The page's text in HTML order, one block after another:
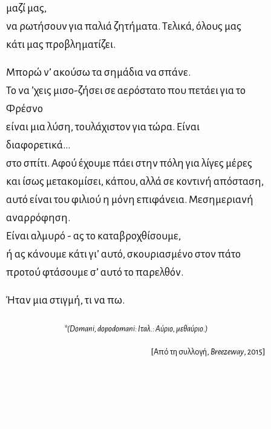
μαζί μας,
να ρωτήσουν για παλιά ζητήματα. Τελικά, όλους μας
κάτι μας προβληματίζει.
Μπορώ ν’ ακούσω τα σημάδια να σπάνε.
Το να ’χεις μισο-ζήσει σε αερόστατο που πετάει για το
Φρέσνο
είναι μια λύση, τουλάχιστον για τώρα. Είναι
διαφορετικά...
στο σπίτι. Αφού έχουμε πάει στην πόλη για λίγες μέρες
και ίσως μετακομίσει, κάπου, αλλά σε κοντινή απόσταση,
αυτό είναι του φιλιού η μόνη επιφάνεια. Μεσημεριανή
αναρρόφηση.
Είναι αλμυρό - ας το καταβροχθίσουμε,
ή ας κάνουμε κάτι γι’ αυτό, σκουριασμένο στον πάτο
προτού φτάσουμε σ’ αυτό το παρελθόν.
Ήταν μια στιγμή, τι να πω.
*(Domani, dopodomani: Ιταλ.: Αύ­ριο, με­θαύ­ριο.)
[Από τη συλλογή, Breezeway, 2015]